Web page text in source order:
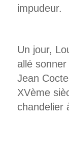
impudeur.
Un jour,
allé
Jean
XVème
chandelier